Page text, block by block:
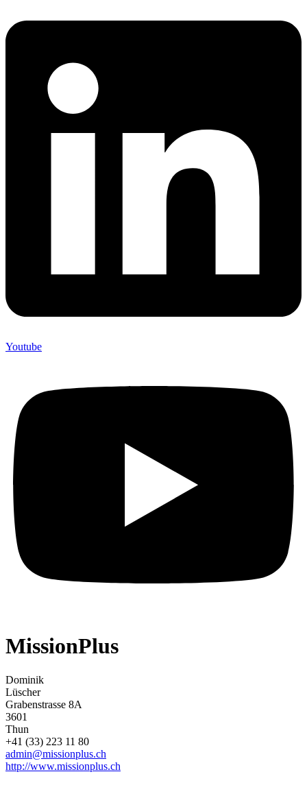
Youtube
MissionPlus
Dominik
Lüscher
Grabenstrasse 8A
3601
Thun
+41 (33) 223 11 80
admin@missionplus.ch
http://www.missionplus.ch